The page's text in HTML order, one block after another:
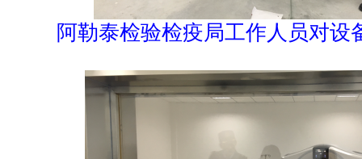
阿勒泰检验检疫局工作人员对设